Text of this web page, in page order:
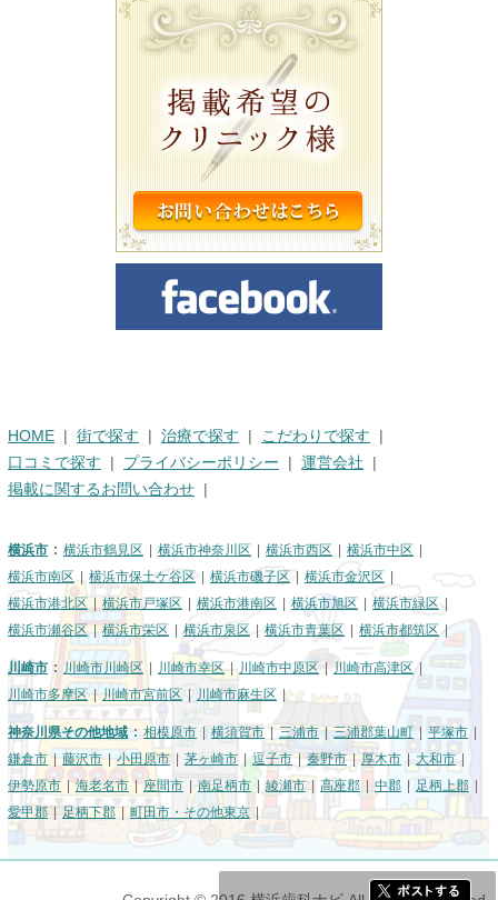
HOME 街で探す 治療で探す
こだわりで探す
口コミで探す
プライバシーポリシー
運営会社
掲載に関するお問い合わせ
横浜市 横浜市鶴見区 横浜市神奈川区 横浜市西区
横浜市中区
横浜市南区
横浜市保土ケ谷区 横浜市磯子区
横浜市金沢区
横浜市港北区
横浜市戸塚区 横浜市港南区 横浜市旭区
横浜市緑区
横浜市瀬谷区
横浜市栄区 横浜市泉区 横浜市青葉区 横浜市都筑区
川崎市 川崎市川崎区 川崎市幸区 川崎市中原区
川崎市高津区
川崎市多摩区
川崎市宮前区 川崎市麻生区
神奈川県その他地域 相模原市 横須賀市 三浦市 三浦郡葉山町
平塚市
鎌倉市
藤沢市 小田原市 茅ヶ崎市 逗子市 秦野市 厚木市
大和市
伊勢原市
海老名市 座間市 南足柄市 綾瀬市 高座郡 中郡
足柄上郡
愛甲郡
足柄下郡 町田市・その他東京